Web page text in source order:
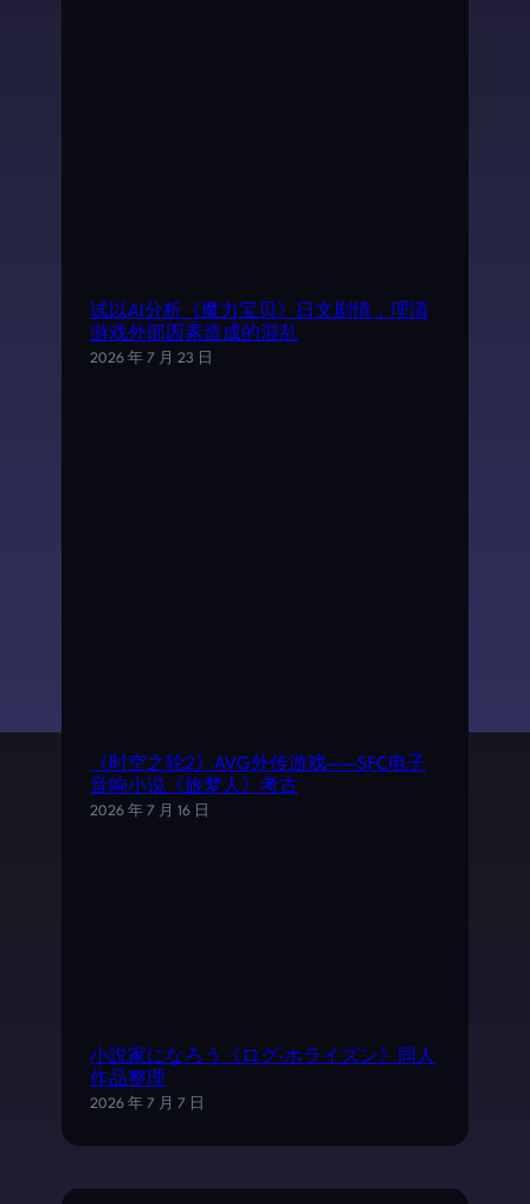
试以AI分析《魔力宝贝》日文剧情，理清
游戏外部因素造成的混乱
2026 年 7 月 23 日
《时空之轮2》AVG外传游戏——SFC电子
音响小说《旅梦人》考古
2026 年 7 月 16 日
小説家になろう《ログ·ホライズン》同人
作品整理
2026 年 7 月 7 日